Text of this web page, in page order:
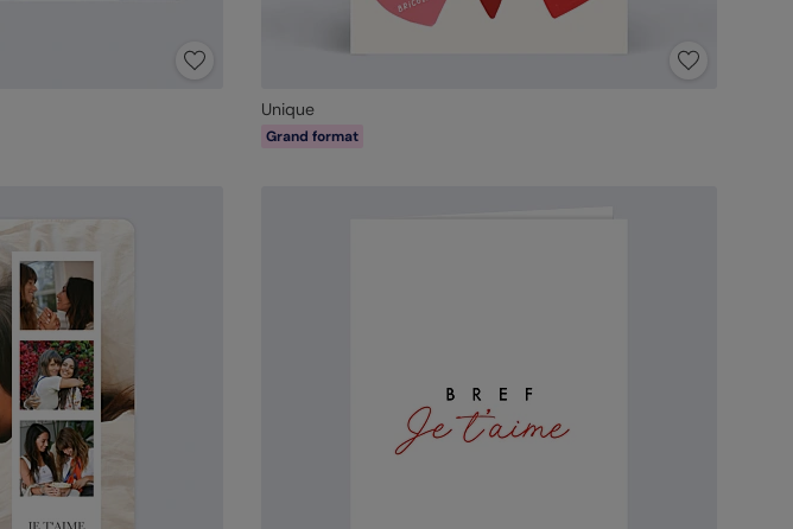
Unique
Grand format